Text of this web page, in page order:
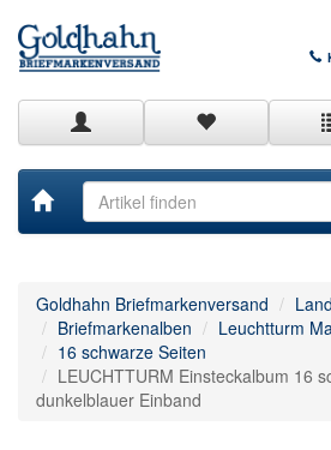
Goldhahn Briefmarkenversand
Briefmarkenalben
Leuchtturm
16 schwarze Seiten
LEUCHTTURM Einsteckalbum 16
dunkelblauer Einband